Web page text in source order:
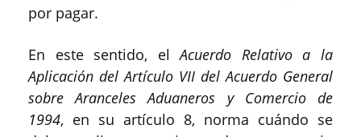
por pagar.
En este sentido, elAcuerdo Relativo a la
Aplicación del Artículo VII del Acuerdo General
sobre Aranceles Aduaneros y Comercio de
1994, en su artículo 8, norma cuándo se